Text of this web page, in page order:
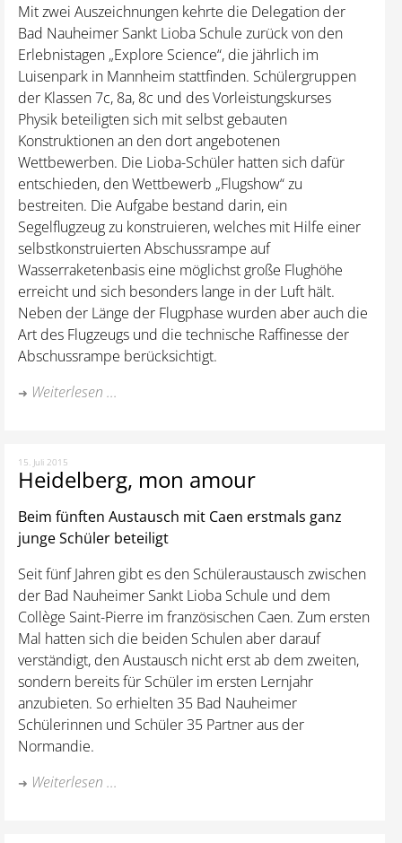
Mit zwei Auszeichnungen kehrte die Delegation der
Bad Nauheimer Sankt Lioba Schule zurück von den
Erlebnistagen „Explore Science“, die jährlich im
Luisenpark in Mannheim stattfinden. Schülergruppen
der Klassen 7c, 8a, 8c und des Vorleistungskurses
Physik beteiligten sich mit selbst gebauten
Konstruktionen an den dort angebotenen
Wettbewerben. Die Lioba-Schüler hatten sich dafür
entschieden, den Wettbewerb „Flugshow“ zu
bestreiten. Die Aufgabe bestand darin, ein
Segelflugzeug zu konstruieren, welches mit Hilfe einer
selbstkonstruierten Abschussrampe auf
Wasserraketenbasis eine möglichst große Flughöhe
erreicht und sich besonders lange in der Luft hält.
Neben der Länge der Flugphase wurden aber auch die
Art des Flugzeugs und die technische Raffinesse der
Abschussrampe berücksichtigt.
Weiterlesen ...
15. Juli 2015
Heidelberg, mon amour
Beim fünften Austausch mit Caen erstmals ganz
junge Schüler beteiligt
Seit fünf Jahren gibt es den Schüleraustausch zwischen
der Bad Nauheimer Sankt Lioba Schule und dem
Collège Saint-Pierre im französischen Caen. Zum ersten
Mal hatten sich die beiden Schulen aber darauf
verständigt, den Austausch nicht erst ab dem zweiten,
sondern bereits für Schüler im ersten Lernjahr
anzubieten. So erhielten 35 Bad Nauheimer
Schülerinnen und Schüler 35 Partner aus der
Normandie.
Weiterlesen ...